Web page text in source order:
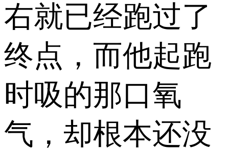
右就已经跑过了
终点，而他起跑
时吸的那口氧
气，却根本还没